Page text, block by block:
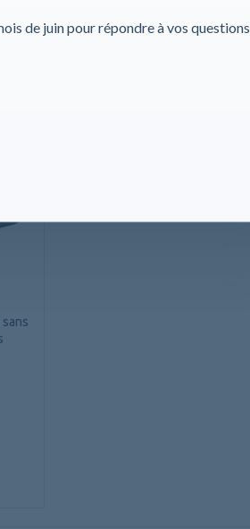
de juin pour répondre à vos questions